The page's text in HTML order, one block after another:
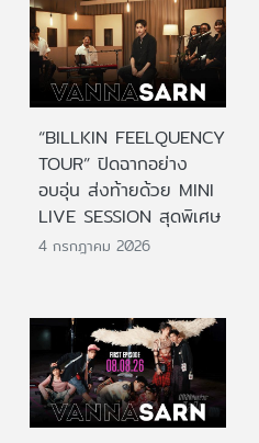
“BILLKIN FEELQUENCY
TOUR” ปิดฉากอย่าง
อบอุ่น ส่งท้ายด้วย MINI
LIVE SESSION สุดพิเศษ
4 กรกฎาคม 2026